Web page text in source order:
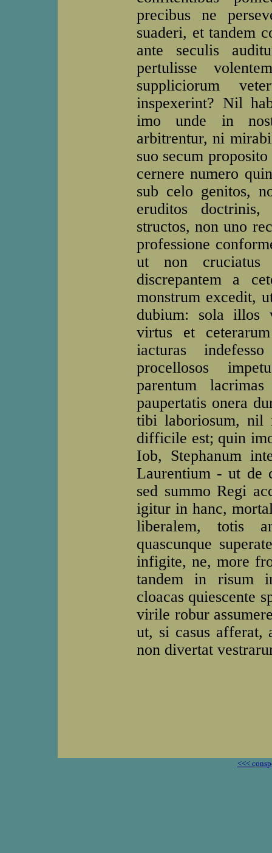
precibus ne
suaderi, et tandem
ante seculis
pertulisse
suppliciorum
inspexerint? Nil
imo unde in
arbitrentur, ni
suo secum
cernere numero
sub celo genitos,
eruditos
structos, non uno
professione
ut non cruciatus
discrepantem a
monstrum excedit,
dubium: sola illos
virtus et
iacturas
procellosos
parentum
paupertatis onera
tibi laboriosum, nil
difficile est; quin
Iob, Stephanum
Laurentium - ut de
sed summo Regi
igitur in hanc,
liberalem, totis
quascunque
infigite, ne, more
tandem in risum
cloacas quiescente
virile robur
ut, si casus afferat,
non divertat
<<<